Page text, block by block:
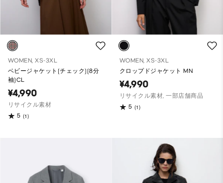
WOMEN, XS-3XL
ベビージャケット(チェック)(8分
袖)CL
¥4,990
リサイクル素材
5 (1)
WOMEN, XS-3XL
クロップドジャケット MN
¥4,990
リサイクル素材, 一部店舗商品
5 (1)